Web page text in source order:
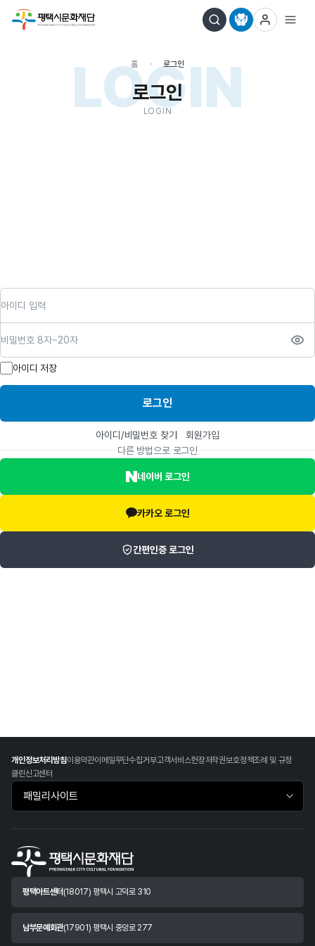
LOGIN
홈 로그인
로그인
LOGIN
아이디 저장
로그인
아이디/비밀번호 찾기
회원가입
다른 방법으로 로그인
네이버 로그인
카카오 로그인
간편인증 로그인
개인정보처리방침이용약관이메일무단수집거부고객서비스헌장저작권보호정책조례 및 규정
클린신고센터
패밀리사이트 바로가기
평택아트센터 (18017) 평택시 고덕로 310
남부문예회관(17901) 평택시 중앙로 277